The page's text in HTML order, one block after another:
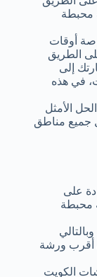
محبطة
أوقات
الطريق
إلى
في هذه
الأمثل
جميع مناطق
على
محبطة
أقرب ورشة
الكويت